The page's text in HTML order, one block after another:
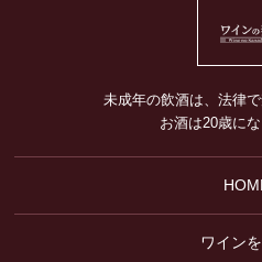
未成年の飲酒は、法律で
お酒は20歳にな
ワイン